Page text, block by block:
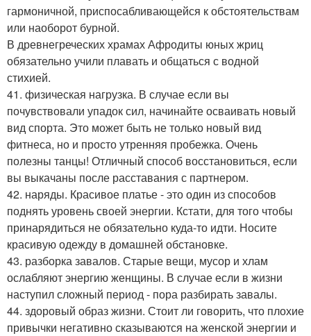
гармоничной, приспосабливающейся к обстоятельствам
или наоборот бурной.
В древнегреческих храмах Афродиты юных жриц
обязательно учили плавать и общаться с водной
стихией.
41. физическая нагрузка. В случае если вы
почувствовали упадок сил, начинайте осваивать новый
вид спорта. Это может быть не только новый вид
фитнеса, но и просто утренняя пробежка. Очень
полезны танцы! Отличный способ восстановиться, если
вы выкачаны после расставания с партнером.
42. наряды. Красивое платье - это один из способов
поднять уровень своей энергии. Кстати, для того чтобы
принарядиться не обязательно куда-то идти. Носите
красивую одежду в домашней обстановке.
43. разборка завалов. Старые вещи, мусор и хлам
ослабляют энергию женщины. В случае если в жизни
наступил сложный период - пора разбирать завалы.
44. здоровый образ жизни. Стоит ли говорить, что плохие
привычки негативно сказываются на женской энергии и